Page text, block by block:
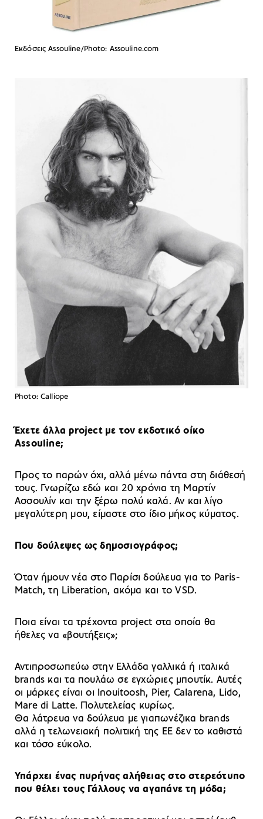
Εκδόσεις Assouline/Photo: Assouline.com
Photo: Calliope
Έχετε άλλα project με τον εκδοτικό οίκο
Assouline;
Προς το παρών όχι, αλλά μένω πάντα στη διάθεσή
τους. Γνωρίζω εδώ και 20 χρόνια τη Mαρτίν
Aσσουλίν και την ξέρω πολύ καλά. Αν και λίγο
μεγαλύτερη μου, είμαστε στο ίδιο μήκος κύματος.
Που δούλεψες ως δημοσιογράφος;
Όταν ήμουν νέα στο Παρίσι δούλευα για το Paris-
Match, τη Liberation, ακόμα και το VSD.
Ποια είναι τα τρέχοντα project στα οποία θα
ήθελες να «βουτήξεις»;
Αντιπροσωπεύω στην Ελλάδα γαλλικά ή ιταλικά
brands και τα πουλάω σε εγχώριες μπουτίκ. Αυτές
οι μάρκες είναι οι Inouitoosh, Pier, Calarena, Lido,
Mare di Latte. Πολυτελείας κυρίως.
Θα λάτρευα να δούλευα με γιαπωνέζικα brands
αλλά η τελωνειακή πολιτική της ΕΕ δεν το καθιστά
και τόσο εύκολο.
Υπάρχει ένας πυρήνας αλήθειας στο στερεότυπο
που θέλει τους Γάλλους να αγαπάνε τη μόδα;